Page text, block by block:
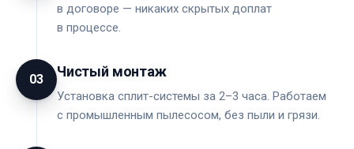
в договоре — никаких скрытых доплат
в процессе.
03 Чистый монтаж
Установка сплит-системы за 2–3 часа. Работаем
с промышленным пылесосом, без пыли и грязи.